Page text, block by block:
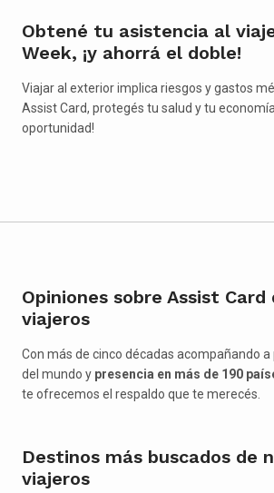
Obtené tu asistencia al
Week, ¡y ahorrá el doble!
Viajar al exterior implica riesgos y gastos
Assist Card, protegés tu salud y tu
oportunidad!
Opiniones sobre Assist
viajeros
Con más de cinco décadas acompañando
del mundo y presencia en más de 190
te ofrecemos el respaldo que te merecés.
Destinos más buscados de
viajeros